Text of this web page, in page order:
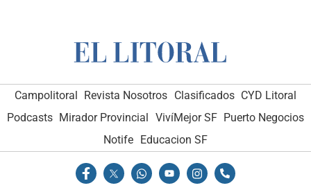
Campolitoral Revista Nosotros Clasificados CYD Litoral
Podcasts Mirador Provincial VivíMejor SF Puerto Negocios
Notife Educacion SF